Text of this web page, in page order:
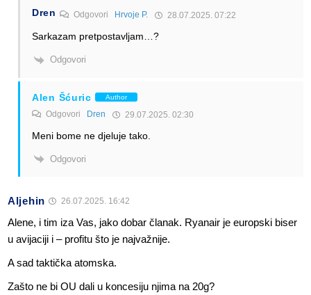
Dren Odgovori Hrvoje P. 28.07.2025. 07:22
Sarkazam pretpostavljam…?
Odgovori
Alen Šćuric Author
Odgovori Dren 29.07.2025. 02:30
Meni bome ne djeluje tako.
Odgovori
Aljehin 26.07.2025. 16:42
Alene, i tim iza Vas, jako dobar članak. Ryanair je europski biser
u avijaciji i – profitu što je najvažnije.
A sad taktička atomska.
Zašto ne bi OU dali u koncesiju njima na 20g?